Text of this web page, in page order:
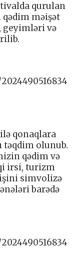
qurulan
qədim məişət
və
qonaqlara
olunub.
qədim və
irsi, turizm
simvolizə
barədə